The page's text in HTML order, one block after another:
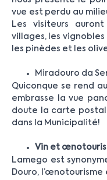
vue est perdu au
Les visiteurs
villages, les
les pinèdes et les
Miradouro da
Quiconque se rend
embrasse la vue
doute la carte
dans la Municipalité!
Vin et
Lamego est
Douro,